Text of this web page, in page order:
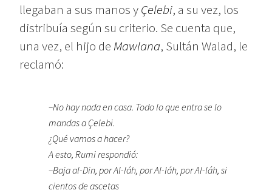
llegaban a sus manos yÇelebi, a su vez, los
distribuía según su criterio. Se cuenta que,
una vez, el hijo de Mawlana, Sultán Walad, le
reclamó:
–No hay nada en casa. Todo lo que entra se lo
mandas a Çelebi.
¿Qué vamos a hacer?
A esto, Rumi respondió:
–Baja al-Din, por Al-láh, por Al-láh, por Al-láh, si
cientos de ascetas